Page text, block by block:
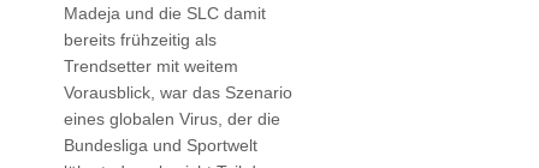
Madeja und die SLC damit
bereits frühzeitig als
Trendsetter mit weitem
Vorausblick, war das Szenario
eines globalen Virus, der die
Bundesliga und Sportwelt